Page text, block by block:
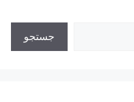
جستجو